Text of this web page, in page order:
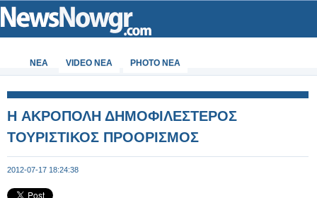
ΝΕΑ VIDEO NEA PHOTO NEA
H ΑΚΡΟΠΟΛΗ ΔΗΜΟΦΙΛΕΣΤΕΡΟΣ
ΤΟΥΡΙΣΤΙΚΟΣ ΠΡΟΟΡΙΣΜΟΣ
2012-07-17 18:24:38